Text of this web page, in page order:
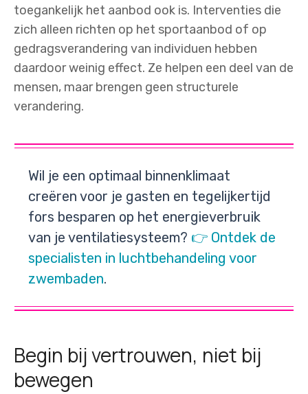
toegankelijk het aanbod ook is. Interventies die
zich alleen richten op het sportaanbod of op
gedragsverandering van individuen hebben
daardoor weinig effect. Ze helpen een deel van de
mensen, maar brengen geen structurele
verandering.
Wil je een optimaal binnenklimaat
creëren voor je gasten en tegelijkertijd
fors besparen op het energieverbruik
van je ventilatiesysteem? 👉 Ontdek de
specialisten in luchtbehandeling voor
zwembaden.
Begin bij vertrouwen, niet bij
bewegen